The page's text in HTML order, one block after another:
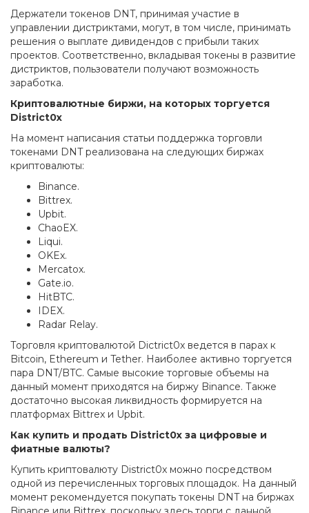
Держатели токенов DNT, принимая участие в
управлении дистриктами, могут, в том числе, принимать
решения о выплате дивидендов с прибыли таких
проектов. Соответственно, вкладывая токены в развитие
дистриктов, пользователи получают возможность
заработка.
Криптовалютные биржи, на которых торгуется
District0x
На момент написания статьи поддержка торговли
токенами DNT реализована на следующих биржах
криптовалюты:
Binance.
Bittrex.
Upbit.
ChaoEX.
Liqui.
OKEx.
Mercatox.
Gate.io.
HitBTC.
IDEX.
Radar Relay.
Торговля криптовалютой Dictrict0x ведется в парах к
Bitcoin, Ethereum и Tether. Наиболее активно торгуется
пара DNT/BTC. Самые высокие торговые объемы на
данный момент приходятся на биржу Binance. Также
достаточно высокая ликвидность формируется на
платформах Bittrex и Upbit.
Как купить и продать District0x за цифровые и
фиатные валюты?
Купить криптовалюту District0x можно посредством
одной из перечисленных торговых площадок. На данный
момент рекомендуется покупать токены DNT на биржах